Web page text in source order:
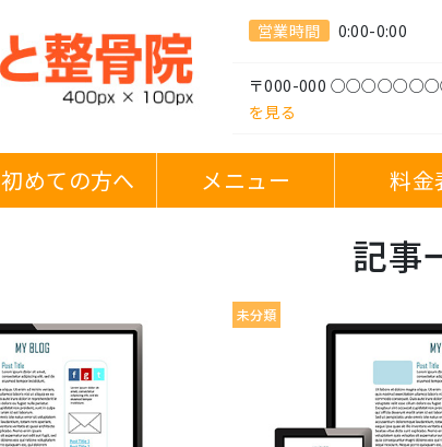
営業時間 0:00-0:00
〒000-000
を見る
初めての方へ メニュー 料金
記事
未分類